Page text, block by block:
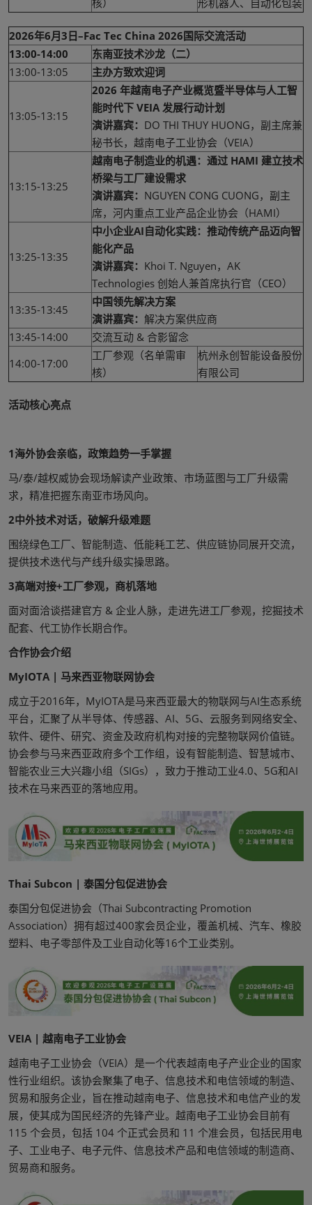
2026年6月3日–Fac Tec China 2026国际交流活动
13:00-14:00
东南亚技术沙龙（二）
13:00-13:05
主办方致欢迎词
13:05-13:15
2026 年越南电子产业概览暨半导体与人工智
能时代下 VEIA 发展行动计划
演讲嘉宾： DO THI THUY HUONG，副主席兼
秘书长，越南电子工业协会（VEIA）
13:15-13:25
越南电子制造业的机遇：通过 HAMI 建立技术
桥梁与工厂建设需求
演讲嘉宾： NGUYEN CONG CUONG，副主
席，河内重点工业产品企业协会（HAMI）
13:25-13:35
中小企业AI自动化实践：推动传统产品迈向智
能化产品
演讲嘉宾： Khoi T. Nguyen，AK
Technologies 创始人兼首席执行官（CEO）
13:35-13:45
中国领先解决方案
演讲嘉宾： 解决方案供应商
13:45-14:00
交流互动 & 合影留念
14:00-17:00
工厂参观（名单需审
核）
杭州永创智能设备股份
有限公司
活动核心亮点
1 海外协会亲临，政策趋势一手掌握
马/泰/越权威协会现场解读产业政策、市场蓝图与工厂升级需
求，精准把握东南亚市场风向。
2中外技术对话，破解升级难题
围绕绿色工厂、智能制造、低能耗工艺、供应链协同展开交流，
提供技术迭代与产线升级实操思路。
3高端对接+工厂参观，商机落地
面对面洽谈搭建官方 & 企业人脉，走进先进工厂参观，挖掘技术
配套、代工协作长期合作。
合作协会介绍
MyIOTA | 马来西亚物联网协会
成立于2016年，MyIOTA是马来西亚最大的物联网与AI生态系统
平台，汇聚了从半导体、传感器、AI、5G、云服务到网络安全、
软件、硬件、研究、资金及政府机构对接的完整物联网价值链。
协会参与马来西亚政府多个工作组，设有智能制造、智慧城市、
智能农业三大兴趣小组（SIGs），致力于推动工业4.0、5G和AI
技术在马来西亚的落地应用。
Thai Subcon | 泰国分包促进协会
泰国分包促进协会（Thai Subcontracting Promotion
Association）拥有超过400家会员企业，覆盖机械、汽车、橡胶
塑料、电子零部件及工业自动化等16个工业类别。
VEIA | 越南电子工业协会
越南电子工业协会（VEIA）是一个代表越南电子产业企业的国家
性行业组织。该协会聚集了电子、信息技术和电信领域的制造、
贸易和服务企业，旨在推动越南电子、信息技术和电信产业的发
展，使其成为国民经济的先锋产业。越南电子工业协会目前有
115 个会员，包括 104 个正式会员和 11 个准会员，包括民用电
子、工业电子、电子元件、信息技术产品和电信领域的制造商、
贸易商和服务。